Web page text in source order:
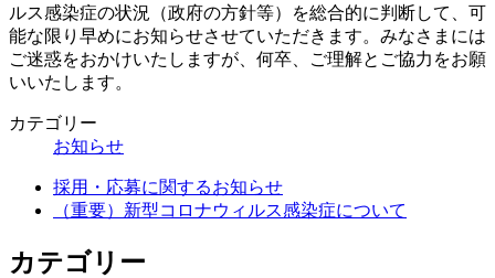
ルス感染症の状況（政府の方針等）を総合的に判断して、可
能な限り早めにお知らせさせていただきます。みなさまには
ご迷惑をおかけいたしますが、何卒、ご理解とご協力をお願
いいたします。
カテゴリー
お知らせ
採用・応募に関するお知らせ
（重要）新型コロナウィルス感染症について
カテゴリー